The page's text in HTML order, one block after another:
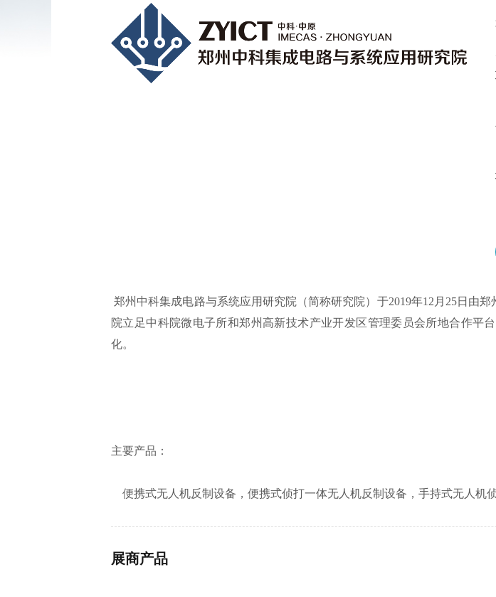
郑州中科集成电路与系统应用研究院（简称研究院）于2019年12月25日由
院立足中科院微电子所和郑州高新技术产业开发区管理委员会所地合作平
化。
主要产品：
便携式无人机反制设备，便携式侦打一体无人机反制设备，手持式无人机
展商产品